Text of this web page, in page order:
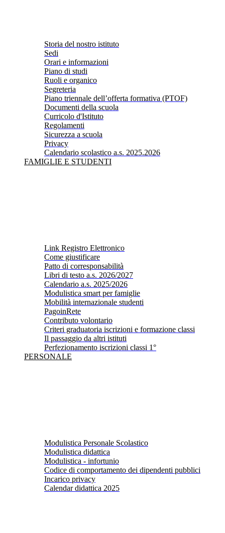
Storia del nostro istituto
Sedi
Orari e informazioni
Piano di studi
Ruoli e organico
Segreteria
Piano triennale dell’offerta formativa (PTOF)
Documenti della scuola
Curricolo d'Istituto
Regolamenti
Sicurezza a scuola
Privacy
Calendario scolastico a.s. 2025.2026
FAMIGLIE E STUDENTI
Link Registro Elettronico
Come giustificare
Patto di corresponsabilità
Libri di testo a.s. 2026/2027
Calendario a.s. 2025/2026
Modulistica smart per famiglie
Mobilità internazionale studenti
PagoinRete
Contributo volontario
Criteri graduatoria iscrizioni e formazione classi
Il passaggio da altri istituti
Perfezionamento iscrizioni classi 1°
PERSONALE
Modulistica Personale Scolastico
Modulistica didattica
Modulistica - infortunio
Codice di comportamento dei dipendenti pubblici
Incarico privacy
Calendar didattica 2025